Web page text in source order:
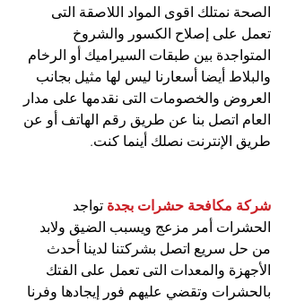
الصحة نمتلك اقوى المواد اللاصقة التى
تعمل على إصلاح الكسور والشروخ
المتواجدة بين طبقات السيراميك أو الرخام
والبلاط أيضا أسعارنا ليس لها مثيل بجانب
العروض والخصومات التى نقدمها على مدار
العام اتصل بنا عن طريق رقم الهاتف أو عن
طريق الإنترنت نصلك أينما كنت.
شركة مكافحة حشرات بجدة تواجد
الحشرات أمر مزعج ويسبب الضيق ولابد
من حل سريع اتصل بشركتنا لدينا أحدث
الأجهزة والمعدات التى تعمل على الفتك
بالحشرات وتقضي عليهم فور إيجادها وفرنا